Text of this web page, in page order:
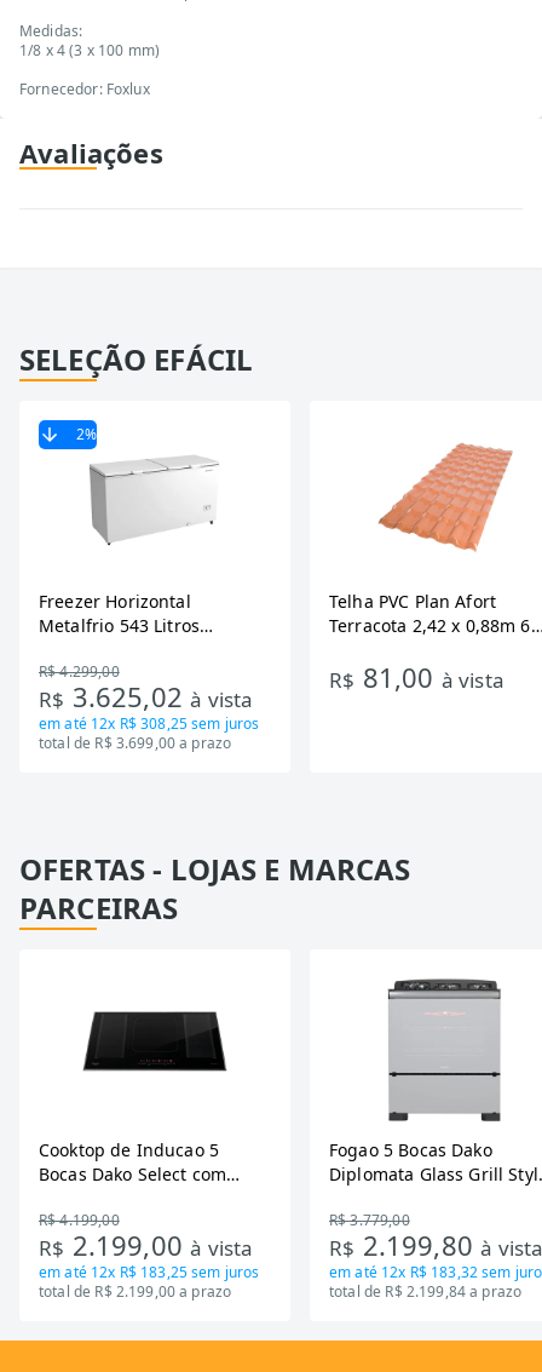
Medidas:
1/8 x 4 (3 x 100 mm)
Fornecedor: Foxlux
Avaliações
SELEÇÃO EFÁCIL
2%
Freezer Horizontal
Metalfrio 543 Litros
Tecnologia Inverter, Branco,
Bivolt
R$ 4.299,00
R$ 3.625,02à vista
em até 12x R$ 308,25sem juros
total de R$ 3.699,00 a prazo
Telha PVC Plan Afort
Terracota 2,42 x 0,88m 6
R$ 81,00 à vista
OFERTAS - LOJAS E MARCAS
PARCEIRAS
Cooktop de Inducao 5
Bocas Dako Select com
R$ 4.199,00
R$ 2.199,00à vista
em até 12x R$ 183,25sem juros
total de R$ 2.199,00 a prazo
Fogao 5 Bocas Dako
Diplomata Glass Grill
R$ 3.779,00
R$ 2.199,80à
em até 12x R$ 183,32sem
total de R$ 2.199,84 a prazo